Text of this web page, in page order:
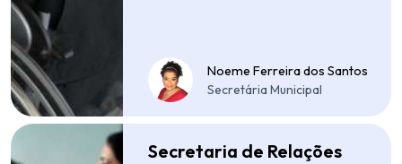
Noeme Ferreira dos Santos
Secretária Municipal
Secretaria de Relações